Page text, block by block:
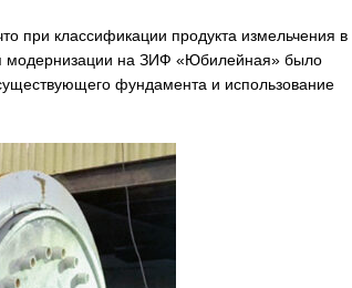
при классификации продукта измельчения в
модернизации на ЗИФ «Юбилейная» было
фундамента и использование